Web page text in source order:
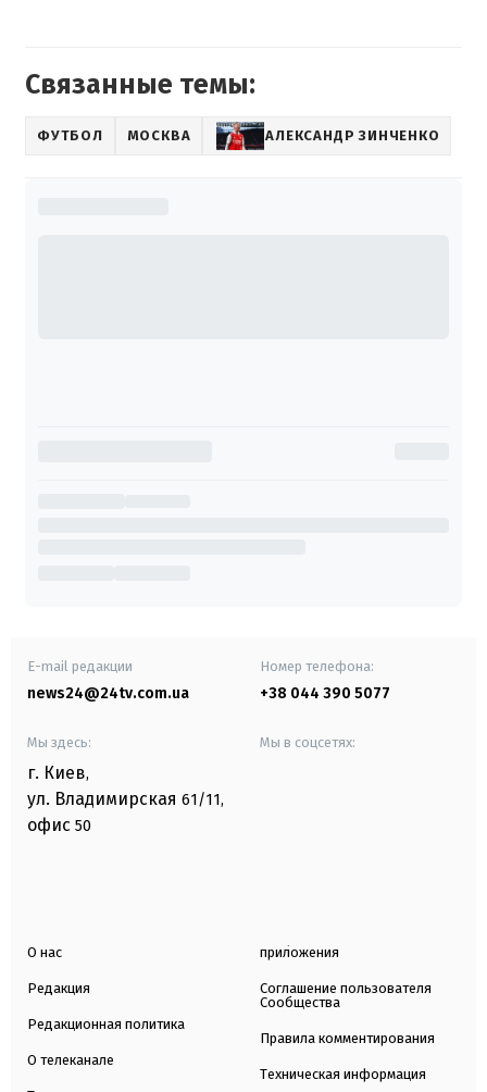
Связанные темы:
ФУТБОЛ МОСКВА АЛЕКСАНДР ЗИНЧЕНКО
E-mail редакции
news24@24tv.com.ua
Номер телефона:
+38 044 390 5077
Мы здесь:
г. Киев,
ул. Владимирская 61/11,
офис 50
Мы в соцсетях:
О нас
Редакция
Редакционная политика
О телеканале
приложения
Соглашение пользователя
Сообщества
Правила комментирования
Техническая информация